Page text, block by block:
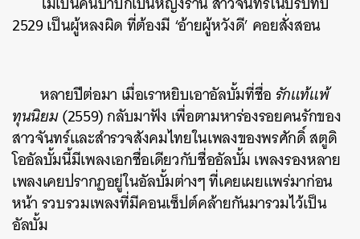
2529 เป็นผู้หลงผิด ที่ต้องมี ‘อ้ายผู้หวังดี’ คอยสั่งสอน
หลายปีต่อมา เมื่อเราหยิบเอาอัลบั้มที่ชื่อ รักแท้แพ้
ทุนนิยม(2559) กลับมาฟัง เพื่อตามหาร่องรอยคนรักของ
สาวจันทร์และสำรวจสังคมไทยในเพลงของพรศักดิ์ สตูดิ
โออัลบั้มนี้มีเพลงเอกชื่อเดียวกับชื่ออัลบั้ม เพลงรองหลาย
เพลงเคยปรากฏอยู่ในอัลบั้มต่างๆ ที่เคยเผยแพร่มาก่อน
หน้า รวบรวมเพลงที่มีคอนเซ็ปต์คล้ายกันมารวมไว้เป็น
อัลบั้ม